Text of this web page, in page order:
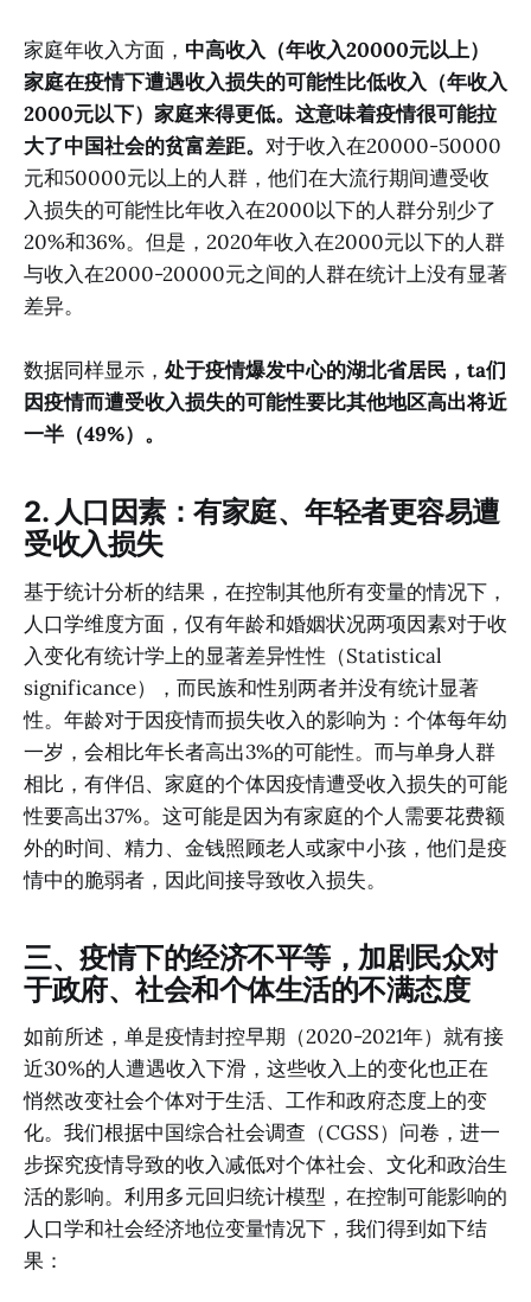
家庭年收入方面， 中高收入（年收入20000元以上）
家庭在疫情下遭遇收入损失的可能性比低收入（年收入
2000元以下）家庭来得更低。这意味着疫情很可能拉
大了中国社会的贫富差距。 对于收入在20000-50000
元和50000元以上的人群，他们在大流行期间遭受收
入损失的可能性比年收入在2000以下的人群分别少了
20%和36%。但是，2020年收入在2000元以下的人群
与收入在2000-20000元之间的人群在统计上没有显著
差异。
数据同样显示， 处于疫情爆发中心的湖北省居民，ta们
因疫情而遭受收入损失的可能性要比其他地区高出将近
一半（49%）。
2. 人口因素：有家庭、年轻者更容易遭
受收入损失
基于统计分析的结果，在控制其他所有变量的情况下，
人口学维度方面，仅有年龄和婚姻状况两项因素对于收
入变化有统计学上的显著差异性性（Statistical
significance），而民族和性别两者并没有统计显著
性。年龄对于因疫情而损失收入的影响为：个体每年幼
一岁，会相比年长者高出3%的可能性。而与单身人群
相比，有伴侣、家庭的个体因疫情遭受收入损失的可能
性要高出37%。这可能是因为有家庭的个人需要花费额
外的时间、精力、金钱照顾老人或家中小孩，他们是疫
情中的脆弱者，因此间接导致收入损失。
三、疫情下的经济不平等，加剧民众对
于政府、社会和个体生活的不满态度
如前所述，单是疫情封控早期（2020-2021年）就有接
近30%的人遭遇收入下滑，这些收入上的变化也正在
悄然改变社会个体对于生活、工作和政府态度上的变
化。我们根据中国综合社会调查（CGSS）问卷，进一
步探究疫情导致的收入减低对个体社会、文化和政治生
活的影响。利用多元回归统计模型，在控制可能影响的
人口学和社会经济地位变量情况下，我们得到如下结
果：